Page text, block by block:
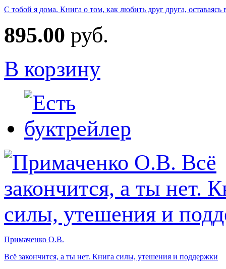
С тобой я дома. Книга о том, как любить друг друга, оставаясь
895.00 руб.
В корзину
Примаченко О.В.
Всё закончится, а ты нет. Книга силы, утешения и поддержки